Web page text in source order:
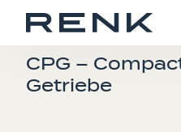
PLANETENGETRIEBE
CPG –
Getriebe